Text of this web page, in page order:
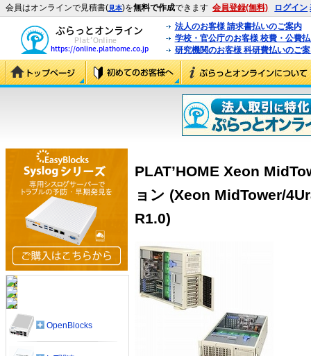
会員はオンラインで見積書(見本)を無料で作成できます 会員登録(無料) ログイン
法人のお客様 請求書払いのご案内
学校・官公庁のお客様 校費・公費
研究機関のお客様 科研費払いのご
PLAT’HOME Xeon
ョン (Xeon MidTower/
R1.0)
OpenBlocks